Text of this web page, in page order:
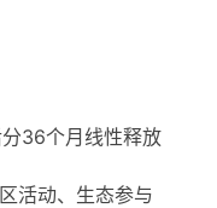
36个月线性释放
活动、生态参与